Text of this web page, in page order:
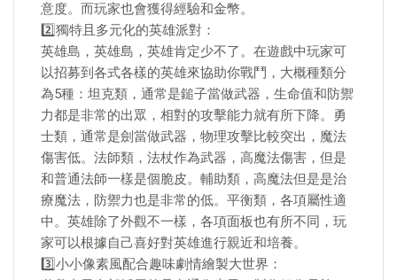
意度。而玩家也會獲得經驗和金幣。
2️⃣獨特且多元化的英雄派對：
英雄島，英雄島，英雄肯定少不了。在遊戲中玩家可
以招募到各式各樣的英雄來協助你戰鬥，大概種類分
為5種：坦克類，通常是鎚子當做武器，生命值和防禦
力都是非常的出眾，相對的攻擊能力就有所下降。勇
士類，通常是劍當做武器，物理攻擊比較突出，魔法
傷害低。法師類，法杖作為武器，高魔法傷害，但是
和普通法師一樣是個脆皮。輔助類，高魔法但是是治
療魔法，防禦力也是非常的低。平衡類，各項屬性適
中。英雄除了外觀不一樣，各項面板也有所不同，玩
家可以根據自己喜好對英雄進行親近和培養。
3️⃣小小像素風配合趣味劇情繪製大世界：